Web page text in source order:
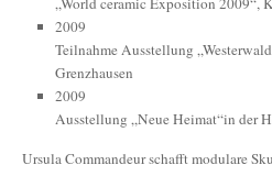
2009
Teilnahme Ausstellung
Grenzhausen
2009
Ausstellung „Neue Heimat“in der
Ursula Commandeur schafft modulare